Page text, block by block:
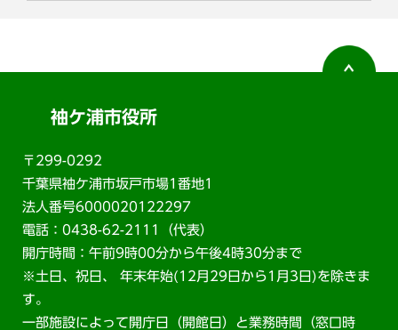
袖ケ浦市役所
〒299-0292
千葉県袖ケ浦市坂戸市場1番地1
法人番号6000020122297
電話：0438-62-2111（代表）
開庁時間：午前9時00分から午後4時30分まで
※土日、祝日、 年末年始(12月29日から1月3日)を除きま
す。
一部施設によって開庁日（開館日）と業務時間（窓口時